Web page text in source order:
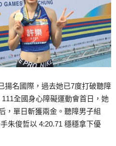
揚名國際，過去她已7度打破聽障
全國身心障礙運動會首日，她
，單日斬獲兩金。聽障男子組
朱俊哲以 4:20.71 穩穩拿下優